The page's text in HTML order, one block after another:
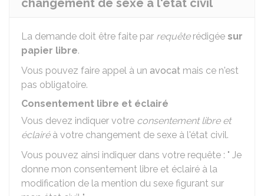
changement de sexe à l'état civil
La demande doit être faite par requêterédigée sur
papier libre.
Vous pouvez faire appel à un avocat mais ce n'est
pas obligatoire.
Consentement libre et éclairé
Vous devez indiquer votre consentement libre et
éclairéà votre changement de sexe à l'état civil.
Vous pouvez ainsi indiquer dans votre requête : " Je
donne mon consentement libre et éclairé à la
modification de la mention du sexe figurant sur